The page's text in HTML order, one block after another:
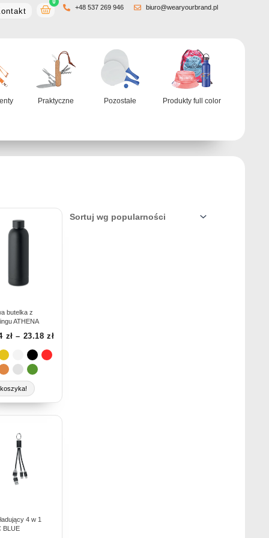
0
Wózek+48 537 269 946 biuro@wearyourbrand.pl
Praktyczne Pozostałe Produkty full color
butelka z
ATHENA
zł – 23.18zł
koszyka!
4 w 1
BLUE